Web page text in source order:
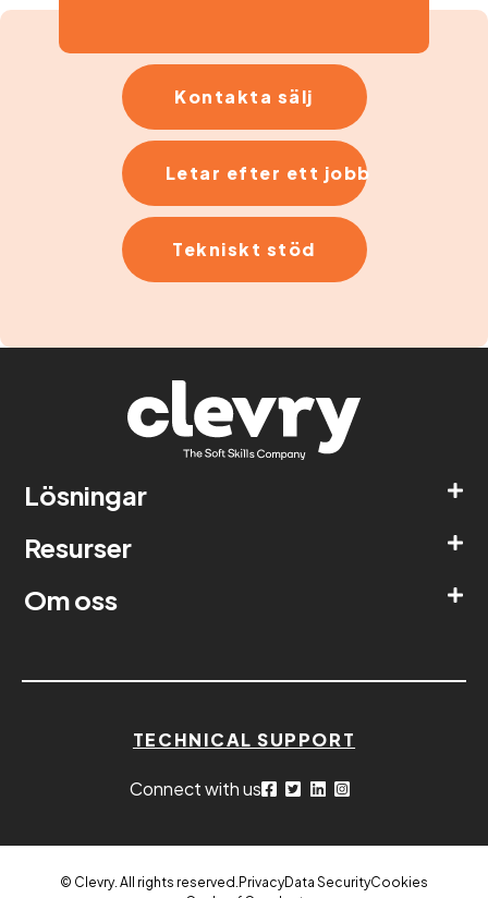
Kontakta sälj
Letar efter ett jobb
Tekniskt stöd
Lösningar
Resurser
Om oss
TECHNICAL SUPPORT
Connect with us
© Clevry. All rights reserved. PrivacyData SecurityCookies